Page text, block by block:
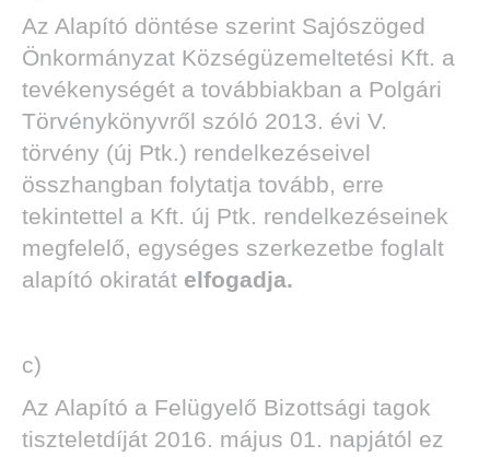
Az Alapító döntése szerint Sajószöged
Önkormányzat Községüzemeltetési Kft. a
tevékenységét a továbbiakban a Polgári
Törvénykönyvről szóló 2013. évi V.
törvény (új Ptk.) rendelkezéseivel
összhangban folytatja tovább, erre
tekintettel a Kft. új Ptk. rendelkezéseinek
megfelelő, egységes szerkezetbe foglalt
alapító okiratát elfogadja.
c)
Az Alapító a Felügyelő Bizottsági tagok
tiszteletdíját 2016. május 01. napjától ez